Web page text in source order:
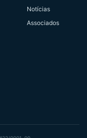
Notícias
Associados